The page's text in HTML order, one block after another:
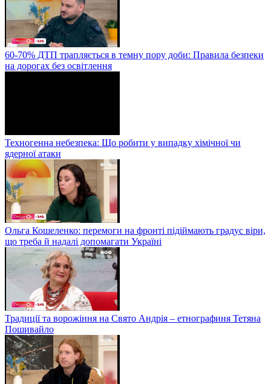
60-70% ДТП трапляється в темну пору доби: Правила безпеки
на дорогах без освітлення
Техногенна небезпека: Що робити у випадку хімічної чи
ядерної атаки
Ольга Кошеленко: перемоги на фронті підіймають градус віри,
що треба й надалі допомагати Україні
Традиції та ворожіння на Свято Андрія – етнографиня Тетяна
Пошивайло